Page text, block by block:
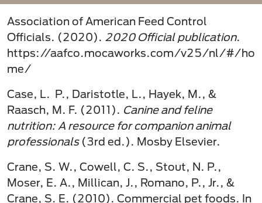
Association of American Feed Control
Officials. (2020). 2020 Official publication.
https://aafco.mocaworks.com/v25/nl/#/ho
me/
Case, L. P., Daristotle, L., Hayek, M., &
Raasch, M. F. (2011). Canine and feline
nutrition: A resource for companion animal
professionals(3rd ed.). Mosby Elsevier.
Crane, S. W., Cowell, C. S., Stout, N. P.,
Moser, E. A., Millican, J., Romano, P., Jr., &
Crane, S. E. (2010). Commercial pet foods. In